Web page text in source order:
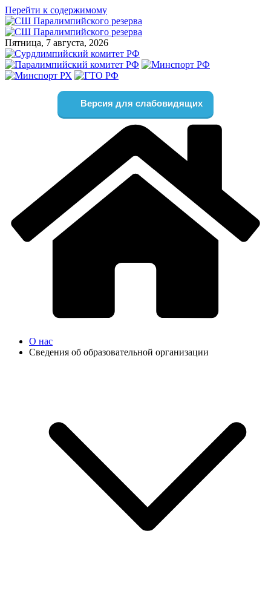
Перейти к содержимому
Пятница, 7 августа, 2026
Версия для слабовидящих
О нас
Сведения об образовательной организации